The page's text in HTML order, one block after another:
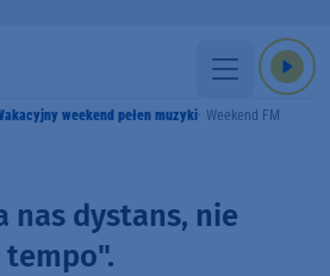
weekend pełen muzyki Weekend FM
nas dystans, nie
tempo".